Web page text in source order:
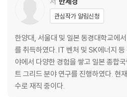
2.4 컴파일 과정
단순화
낱말 분석
코드 최적화
메모리 테이블화
관심작가 알림신청
한양대, 서울대 및 일본 동경대학교에
를 취득하였다. IT 벤처 및 SK에너지
야에서 다양한 경험을 쌓고 일본 종합
트 그리드 분야 연구를 진행하였다. 현
수로 재직 중이다.